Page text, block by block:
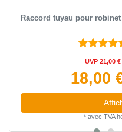
Raccord tuyau pour
UVP 21,00 €
18,00
* avec TVA